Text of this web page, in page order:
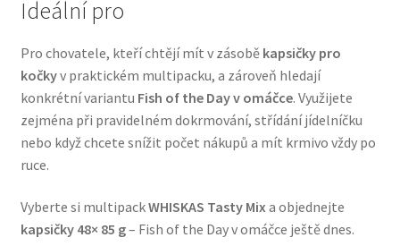
Ideální pro
Pro chovatele, kteří chtějí mít v zásobě kapsičky pro
kočkyv praktickém multipacku, a zároveň hledají
konkrétní variantu Fish of the Day v omáčce. Využijete
zejména při pravidelném dokrmování, střídání jídelníčku
nebo když chcete snížit počet nákupů a mít krmivo vždy po
ruce.
Vyberte si multipackWHISKAS Tasty Mixa objednejte
kapsičky 48× 85 g– Fish of the Day v omáčce ještě dnes.